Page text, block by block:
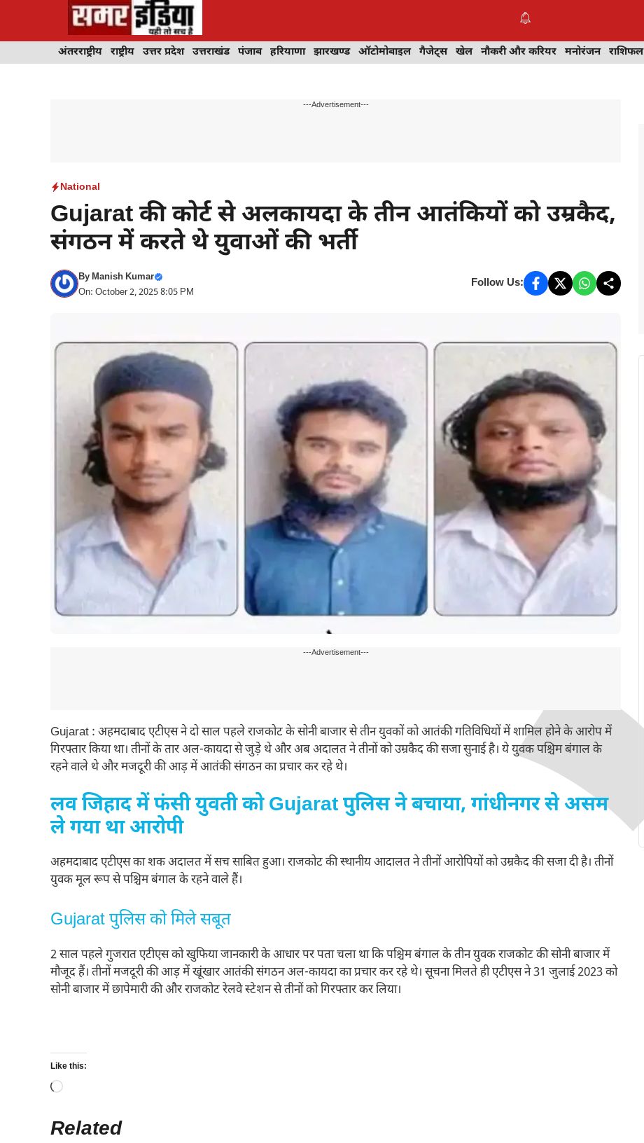
content
अंतरराष्ट्रीय राष्ट्रीय उत्तर प्रदेश उत्तराखंड पंजाब हरियाणा झारखण्ड ऑटोमोबाइल गैजेट्स खेल नौकरी और करियर मनोरंजन राशिफल
---Advertisement---
National
Gujarat की कोर्ट से अलकायदा के तीन आतंकियों को उम्रकैद,
संगठन में करते थे युवाओं की भर्ती
ByManish Kumar
On: October 2, 2025 8:05 PM
Follow Us:
---Advertisement---
Gujarat : अहमदाबाद एटीएस ने दो साल पहले राजकोट के सोनी बाजार से तीन युवकों को आतंकी गतिविधियों में शामिल होने के आरोप में
गिरफ्तार किया था। तीनों के तार अल-कायदा से जुड़े थे और अब अदालत ने तीनों को उम्रकैद की सजा सुनाई है। ये युवक पश्चिम बंगाल के
रहने वाले थे और मजदूरी की आड़ में आतंकी संगठन का प्रचार कर रहे थे।
लव जिहाद में फंसी युवती को Gujarat पुलिस ने बचाया, गांधीनगर से असम
ले गया था आरोपी
अहमदाबाद एटीएस का शक अदालत में सच साबित हुआ। राजकोट की स्थानीय आदालत ने तीनों आरोपियों को उम्रकैद की सजा दी है। तीनों
युवक मूल रूप से पश्चिम बंगाल के रहने वाले हैं।
Gujarat पुलिस को मिले सबूत
2 साल पहले गुजरात एटीएस को खुफिया जानकारी के आधार पर पता चला था कि पश्चिम बंगाल के तीन युवक राजकोट की सोनी बाजार में
मौजूद हैं। तीनों मजदूरी की आड़ में खूंखार आतंकी संगठन अल-कायदा का प्रचार कर रहे थे। सूचना मिलते ही एटीएस ने 31 जुलाई 2023 को
सोनी बाजार में छापेमारी की और राजकोट रेलवे स्टेशन से तीनों को गिरफ्तार कर लिया।
Like this:
Loading…
Related